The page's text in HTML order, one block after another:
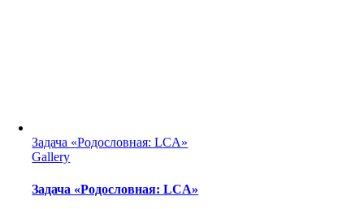
Задача «Родословная: LCA»
Gallery
Задача «Родословная: LCA»